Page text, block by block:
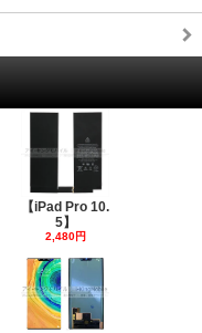
【iPad Pro 10.
5】
2,480円